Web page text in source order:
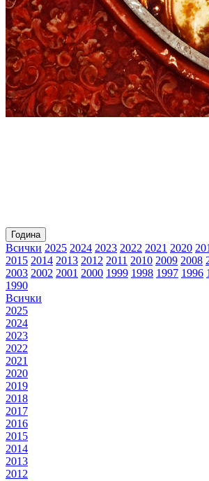
Година
Всички 2025 2024 2023 2022 2021 2020
2015 2014 2013 2012 2011 2010 2009 2008
2003 2002 2001 2000 1999 1998 1997 1996
1990
Всички
2025
2024
2023
2022
2021
2020
2019
2018
2017
2016
2015
2014
2013
2012